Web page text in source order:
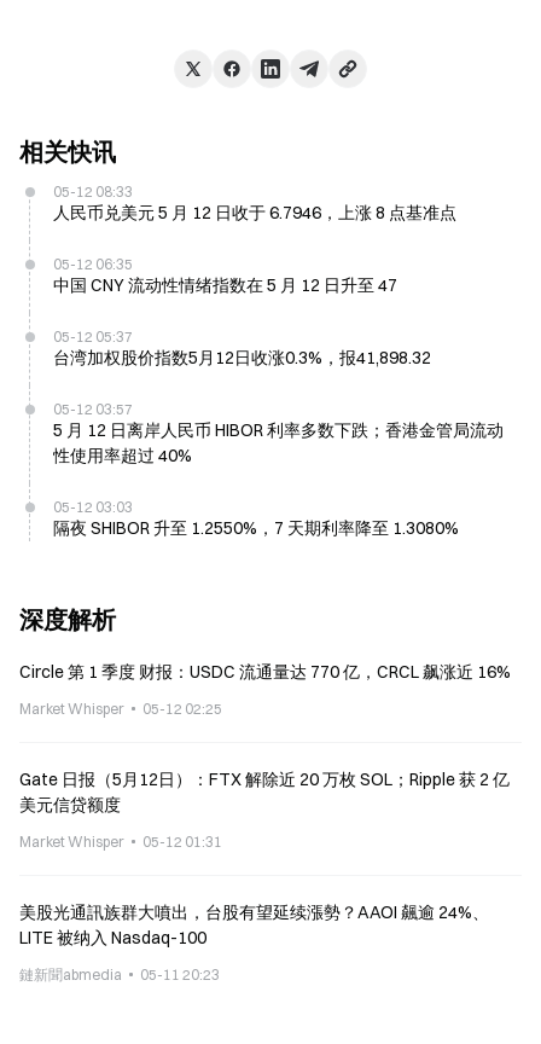
相关快讯
05-12 08:33
人民币兑美元 5 月 12 日收于 6.7946，上涨 8 点基准点
05-12 06:35
中国 CNY 流动性情绪指数在 5 月 12 日升至 47
05-12 05:37
台湾加权股价指数5月12日收涨0.3%，报41,898.32
05-12 03:57
5 月 12 日离岸人民币 HIBOR 利率多数下跌；香港金管局流动
性使用率超过 40%
05-12 03:03
隔夜 SHIBOR 升至 1.2550%，7 天期利率降至 1.3080%
深度解析
Circle 第 1 季度 财报：USDC 流通量达 770 亿，CRCL 飙涨近 16%
Market Whisper 05-12 02:25
Gate 日报（5月12日）：FTX 解除近 20 万枚 SOL；Ripple 获 2 亿
美元信贷额度
Market Whisper 05-12 01:31
美股光通訊族群大噴出，台股有望延续漲勢？AAOI 飆逾 24%、
LITE 被纳入 Nasdaq-100
鏈新聞abmedia 05-11 20:23